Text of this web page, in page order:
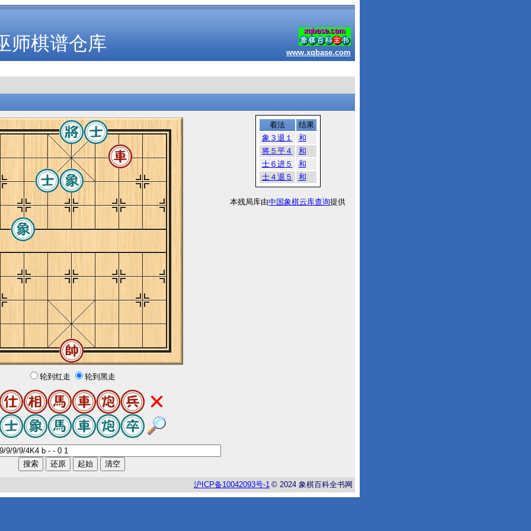
师棋谱仓库 www.xqbase.com
轮到红走 轮到黑走
着法
结果
象３退１
和
将５平４
和
士６进５
和
士４退５
和
本残局库由中国象棋云库查询提供
沪 ICP备10042093号-1 © 2024 象棋百科全书网